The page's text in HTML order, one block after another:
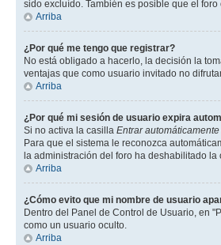
sido excluído. También es posible que el
Arriba
¿Por qué me tengo que registrar?
No está obligado a hacerlo, la decisión la
ventajas que como usuario invitado no
Arriba
¿Por qué mi sesión de usuario expira
Si no activa la casilla Entrar automáticamente
Para que el sistema le reconozca
la administración del foro ha deshabilitado la
Arriba
¿Cómo evito que mi nombre de usuario
Dentro del Panel de Control de Usuario, en
como un usuario oculto.
Arriba